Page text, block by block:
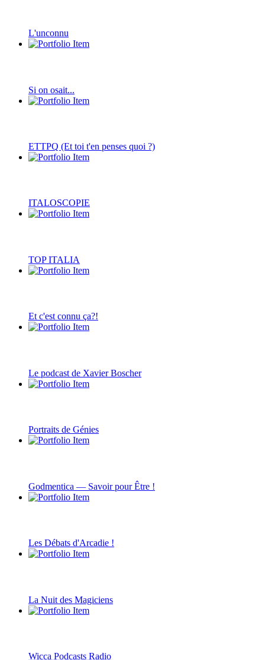
L'unconnu
Si on osait...
ETTPQ (Et toi t'en penses quoi ?)
ITALOSCOPIE
TOP ITALIA
Et c'est connu ça?!
Le podcast de Xavier Boscher
Portraits de Génies
Godmentica — Savoir pour Être !
Les Débats d'Arcadie !
La Nuit des Magiciens
Wicca Podcasts Radio